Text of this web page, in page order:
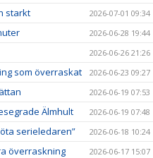
starkt 2026-07-01 09:34
2026-06-28 19:44
2026-06-26 21:26
som överraskat 2026-06-23 09:27
2026-06-19 07:53
Älmhult 2026-06-19 07:48
serieledaren” 2026-06-18 10:24
överraskning 2026-06-17 15:07